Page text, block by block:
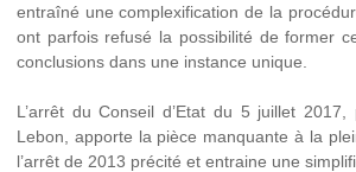
entraîné une complexification de la
ont parfois refusé la possibilité de former
conclusions dans une instance unique.
L’arrêt du Conseil d’Etat du 5 juillet
Lebon, apporte la pièce manquante à la
l’arrêt de 2013 précité et entraine une